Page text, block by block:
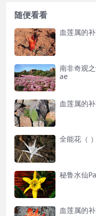
随便看看
血莲属的
南非奇观
ae
血莲属的
全能花（
秘鲁水仙
血莲属的